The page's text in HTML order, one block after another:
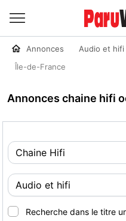
Annonces Audio et hifi
Île-de-France
Annonces chaine hifi
Recherche dans le titre